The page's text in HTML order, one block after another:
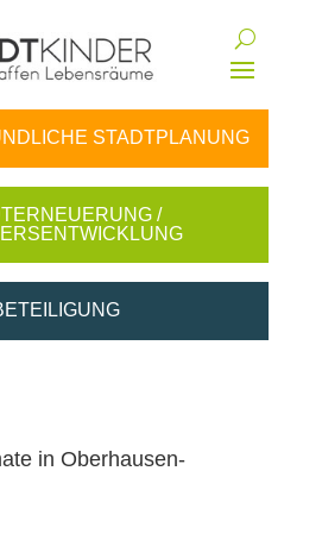
STADTPLANUNG
/
in Oberhausen-